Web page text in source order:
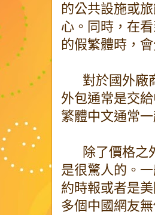
的公共設施或
心。同時，在
的假繁體時，
對於國外廠
外包通常是交
繁體中文通常一
除了價格之
是很驚人的。
約時報或者是
多個中國網友